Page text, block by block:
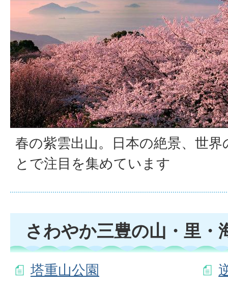
春の紫雲出山。日本の絶景、世
とで注目を集めています
さわやか三豊の山・里・
塔重山公園